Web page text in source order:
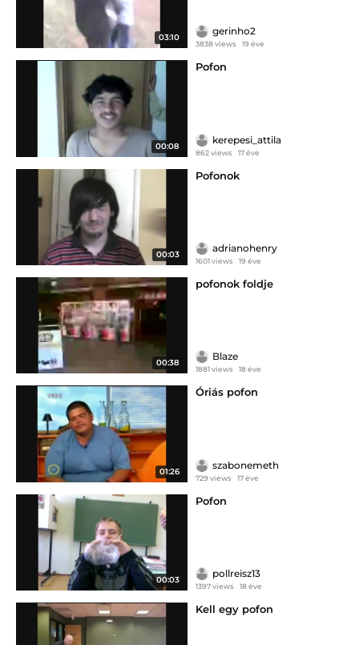
03:10
gerinho2
3838 views 19 éve
00:08
Pofon
kerepesi_attila
862 views 17 éve
00:03
Pofonok
adrianohenry
1601 views 19 éve
00:38
pofonok foldje
Blaze
1881 views 18 éve
01:26
Óriás pofon
szabonemeth
729 views 17 éve
00:03
Pofon
pollreisz13
1397 views 18 éve
Kell egy pofon